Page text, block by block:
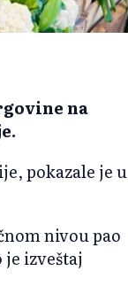
na
pokazale je u
nivou pao
je izveštaj